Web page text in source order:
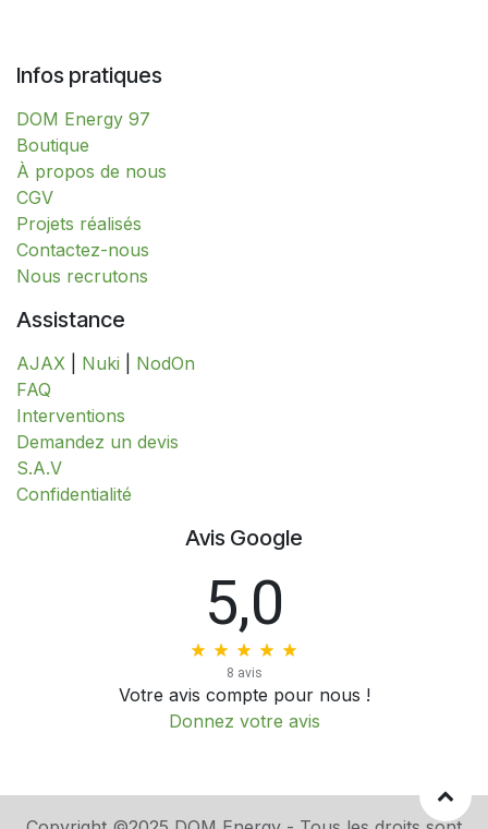
Infos pratiques
DOM Energy 97
​​​​​​​​​​​​​​​​​​​​​​​​​​​​​​​​​​​​​​​​​​​​​​​​​​​​​​​​​​​​​​​​​​​​​​​B​o​ut​i​q​u​e​
À propos de nous
CGV
Projets réalisés
Contactez-nous
Nous recrutons
Assistance
AJAX Nuki
NodOn
FAQ
Interventions
​​​​​​​​​​​​​​​​​​​​​​​​​D​​e​m​a​n​d​e​z​ ​u​n​ ​d​e​v​i​s
S.A.V
​​​​​​​​​​​​​​Confidentialité​​​​​​​​​​​​​​
Avis Google
5,0
8 avis
Votre avis compte pour nous !
Donnez votre avis